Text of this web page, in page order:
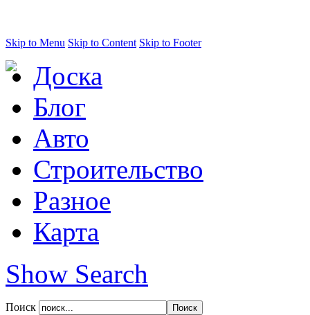
Skip to Menu Skip to Content Skip to Footer
Доска
Блог
Авто
Строительство
Разное
Карта
Show Search
Поиск